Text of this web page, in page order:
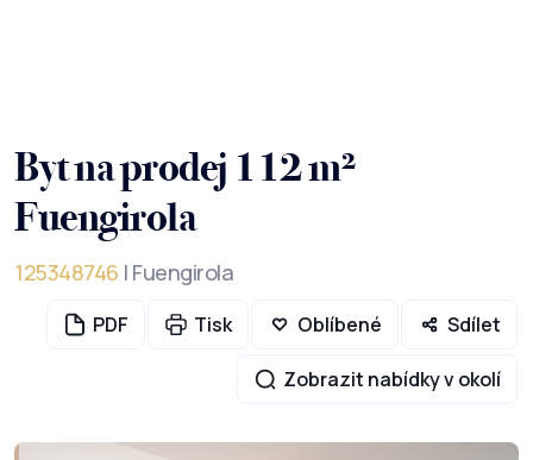
Byt na prodej 112 m²
Fuengirola
125348746 | Fuengirola
PDF Tisk Oblíbené Sdílet
Zobrazit nabídky v okolí